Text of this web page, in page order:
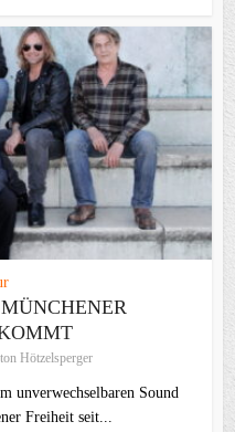
Hötzelsperger
unverwechselbaren Sound
Freiheit seit...